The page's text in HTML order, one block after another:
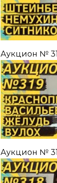
Аукцион №
Аукцион №